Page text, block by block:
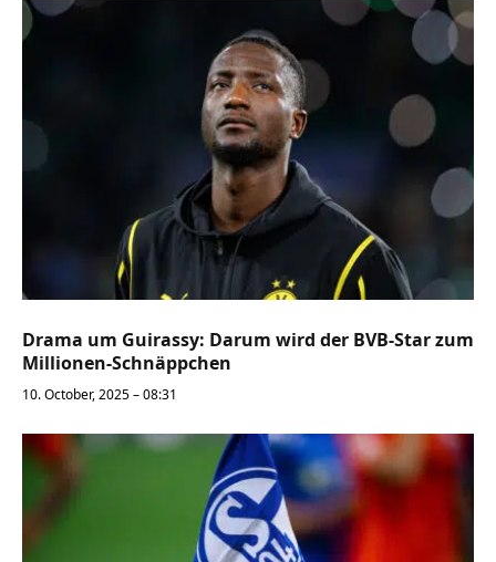
Drama um Guirassy: Darum wird der BVB-Star zum
Millionen-Schnäppchen
10. October, 2025 – 08:31